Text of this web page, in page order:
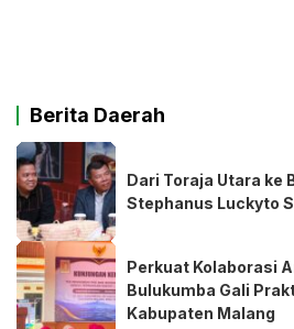
Berita Daerah
Dari Toraja Utara ke
Stephanus Luckyto
Perkuat Kolaborasi
Bulukumba Gali
Kabupaten Malang